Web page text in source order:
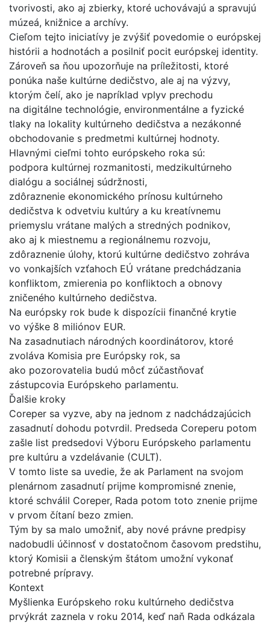
tvorivosti, ako aj zbierky, ktoré uchovávajú a spravujú
múzeá, knižnice a archívy.
Cieľom tejto iniciatívy je zvýšiť povedomie o európskej
histórii a hodnotách a posilniť pocit európskej identity.
Zároveň sa ňou upozorňuje na príležitosti, ktoré
ponúka naše kultúrne dedičstvo, ale aj na výzvy,
ktorým čelí, ako je napríklad vplyv prechodu
na digitálne technológie, environmentálne a fyzické
tlaky na lokality kultúrneho dedičstva a nezákonné
obchodovanie s predmetmi kultúrnej hodnoty.
Hlavnými cieľmi tohto európskeho roka sú:
podpora kultúrnej rozmanitosti, medzikultúrneho
dialógu a sociálnej súdržnosti,
zdôraznenie ekonomického prínosu kultúrneho
dedičstva k odvetviu kultúry a ku kreatívnemu
priemyslu vrátane malých a stredných podnikov,
ako aj k miestnemu a regionálnemu rozvoju,
zdôraznenie úlohy, ktorú kultúrne dedičstvo zohráva
vo vonkajších vzťahoch EÚ vrátane predchádzania
konfliktom, zmierenia po konfliktoch a obnovy
zničeného kultúrneho dedičstva.
Na európsky rok bude k dispozícii finančné krytie
vo výške 8 miliónov EUR.
Na zasadnutiach národných koordinátorov, ktoré
zvoláva Komisia pre Európsky rok, sa
ako pozorovatelia budú môcť zúčastňovať
zástupcovia Európskeho parlamentu.
Ďalšie kroky
Coreper sa vyzve, aby na jednom z nadchádzajúcich
zasadnutí dohodu potvrdil. Predseda Coreperu potom
zašle list predsedovi Výboru Európskeho parlamentu
pre kultúru a vzdelávanie (CULT).
V tomto liste sa uvedie, že ak Parlament na svojom
plenárnom zasadnutí prijme kompromisné znenie,
ktoré schválil Coreper, Rada potom toto znenie prijme
v prvom čítaní bezo zmien.
Tým by sa malo umožniť, aby nové právne predpisy
nadobudli účinnosť v dostatočnom časovom predstihu,
ktorý Komisii a členským štátom umožní vykonať
potrebné prípravy.
Kontext
Myšlienka Európskeho roku kultúrneho dedičstva
prvýkrát zaznela v roku 2014, keď naň Rada odkázala